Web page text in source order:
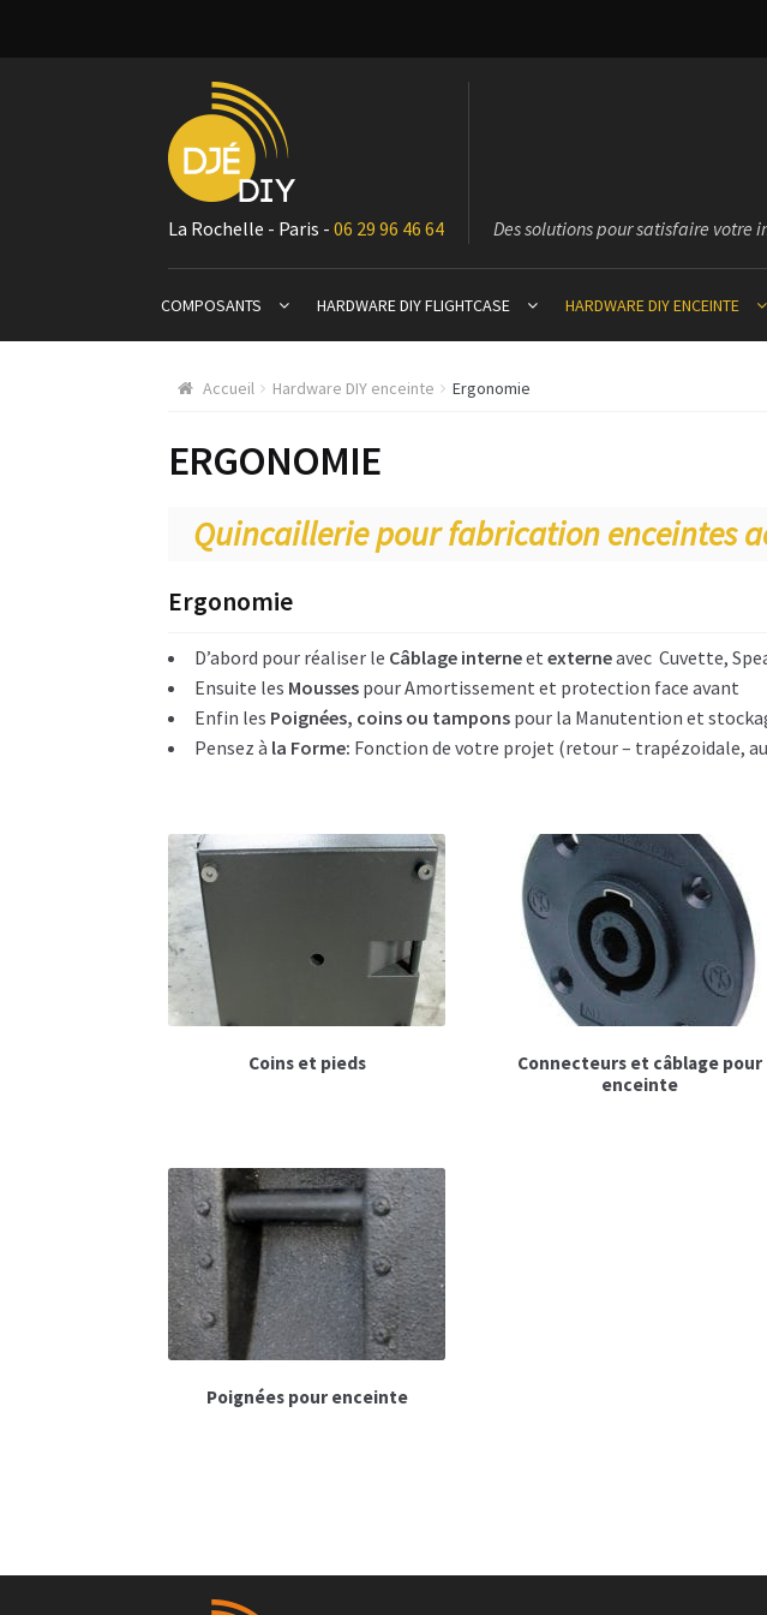
La Rochelle - Paris -06 29 96 46 64 Des solutions pour satisfaire votre
COMPOSANTS HARDWARE DIY FLIGHTCASE HARDWARE DIY ENCEINTE
Accueil Hardware DIY enceinte Ergonomie
ERGONOMIE
Quincaillerie pour fabrication enceintes
Ergonomie
D’abord pour réaliser le Câblage interneet externeavec Cuvette,
Ensuite les Mousses pour Amortissement et protection face avant
Enfin les Poignées, coins ou tampons pour la Manutention et
Pensez à la Forme: Fonction de votre projet (retour – trapézoidale,
Coins et pieds
Connecteurs et câblage pour
enceinte
Poignées pour enceinte